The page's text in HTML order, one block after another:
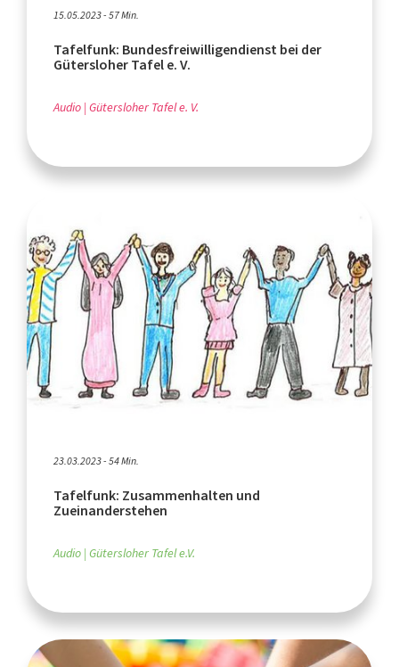
15.05.2023 - 57 Min.
Tafelfunk: Bundesfreiwilligendienst bei der
Gütersloher Tafel e. V.
Audio Gütersloher Tafel e. V.
23.03.2023 - 54 Min.
Tafelfunk: Zusammenhalten und
Zueinanderstehen
Audio Gütersloher Tafel e.V.